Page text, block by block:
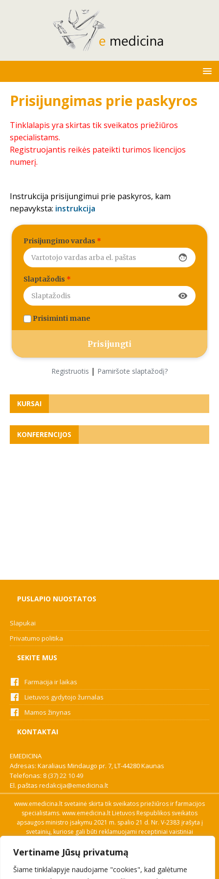
Vertiname Jūsų privatumą
Šiame tinklalapyje naudojame "cookies", kad galėtume
Prisijungimas prie paskyros
Tinklalapis yra skirtas tik sveikatos priežiūros
specialistams.
Registruojantis reikės pateikti turimos licencijos
numerį.
Instrukcija prisijungimui prie paskyros, kam
nepavyksta: instrukcija
Prisijungimo vardas *
face
Slaptažodis *
visibility
Prisiminti mane
Registruotis | Pamiršote slaptažodį?
KURSAI
KONFERENCIJOS
PUSLAPIO NUOSTATOS
Slapukai
Privatumo politika
SEKITE MUS
Farmacija ir laikas
Lietuvos gydytojo žurnalas
Mamos žinynas
KONTAKTAI
EMEDICINA
Adresas: Karaliaus Mindaugo pr. 7, LT-44280 Kaunas
Telefonas: 8 (37) 22 10 49
El. paštas redakcija@emedicina.lt
www.emedicina.lt svetainė skirta tik sveikatos priežiūros ir farmacijos
specialistams. www.emedicina.lt Lietuvos Respublikos sveikatos
apsaugos ministro įsakymu 2021 m. spalio 21 d. Nr. V-2383 įrašyta į
svetainių, kuriose gali būti reklamuojami receptiniai vaistiniai
savo profesinę kvalifikaciją. Naudingos nuorodos: Vaistų ir medicinos
pagalbos priemonių kainų paieška, VVKT tinklalapis, Sveikatos
priežiūros ar farmacijos specialisto pranešimo apie įtariamą